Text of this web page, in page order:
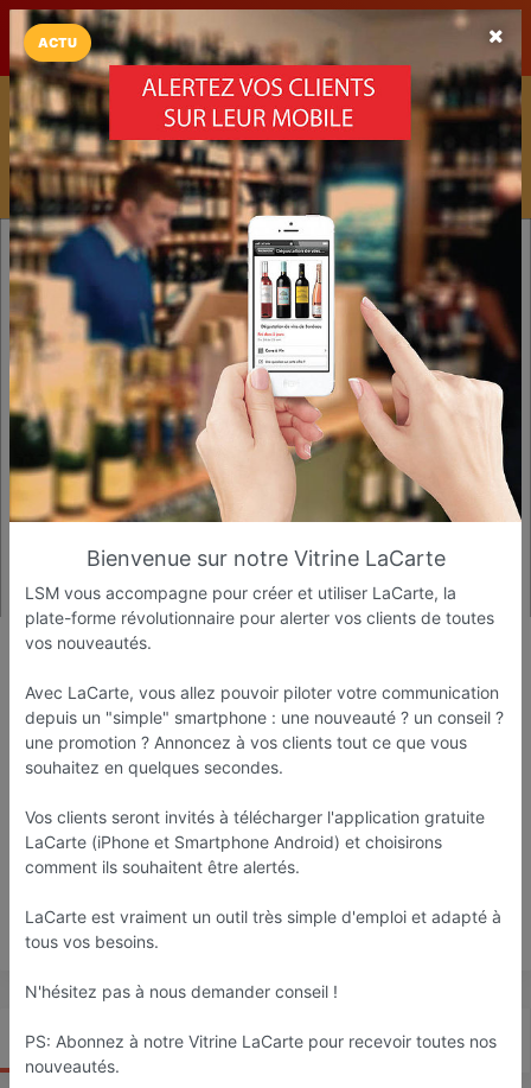
LaCarte LaCarte sur
Play Store
Installez l'App LaCarte
Téléchargez gratuitement l'app LaCarte pour suivre vos
commerces favoris et ne rien rater !
Télécharger Plus tard
Sanry les vigy
Favori Contacter
Ouvre dès 09:00
Save
Actualité Catalogue Infos
ACTU
Bienvenue sur notre Vitrine LaCarte
LSM vous accompagne pour créer et utiliser LaCarte, la
plate-forme révolutionnaire pour alerter vos clients de toutes
vos nouveautés.
Avec LaCarte, vous allez pouvoir piloter votre communication
depuis un "simple" smartphone : une nouveauté ? un conseil ?
une promotion ? Annoncez à vos clients tout ce que vous
souhaitez en quelques secondes.
Vos clients seront invités à télécharger l'application gratuite
LaCarte (iPhone et Smartphone Android) et choisirons
comment ils souhaitent être alertés.
LaCarte est vraiment un outil très simple d'emploi et adapté à
tous vos besoins.
N'hésitez pas à nous demander conseil !
PS: Abonnez à notre Vitrine LaCarte pour recevoir toutes nos
nouveautés.